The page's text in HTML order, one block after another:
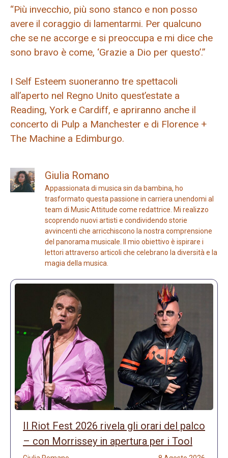
“Più invecchio, più sono stanco e non posso
avere il coraggio di lamentarmi. Per qualcuno
che se ne accorge e si preoccupa e mi dice che
sono bravo è come, ‘Grazie a Dio per questo’.”
I Self Esteem suoneranno tre spettacoli
all’aperto nel Regno Unito quest’estate a
Reading, York e Cardiff, e apriranno anche il
concerto di Pulp a Manchester e di Florence +
The Machine a Edimburgo.
Giulia Romano
Appassionata di musica sin da bambina, ho
trasformato questa passione in carriera unendomi al
team di Music Attitude come redattrice. Mi realizzo
scoprendo nuovi artisti e condividendo storie
avvincenti che arricchiscono la nostra comprensione
del panorama musicale. Il mio obiettivo è ispirare i
lettori attraverso articoli che celebrano la diversità e la
magia della musica.
Il Riot Fest 2026 rivela gli orari del palco
– con Morrissey in apertura per i Tool